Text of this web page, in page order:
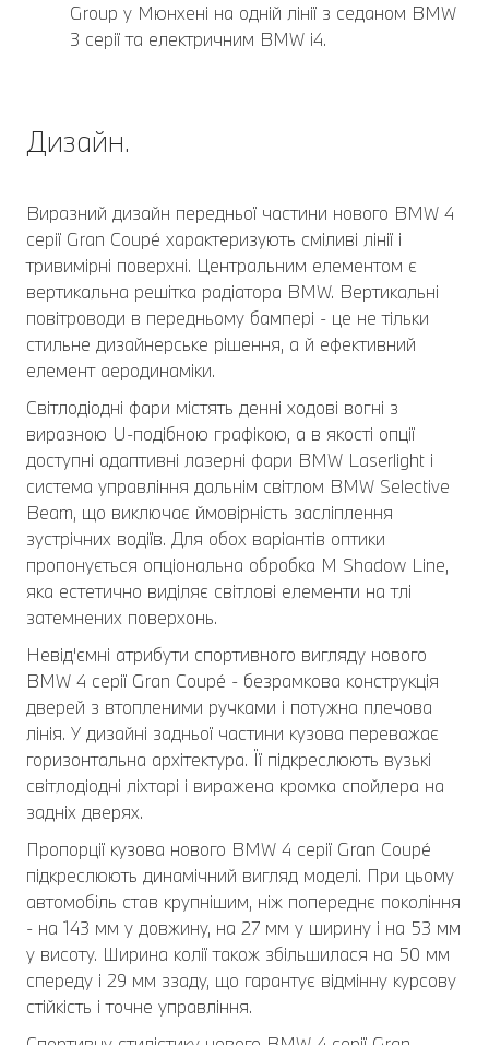
Group у Мюнхені на одній лінії з седаном BMW
3 серії та електричним BMW i4.
Дизайн.
Виразний дизайн передньої частини нового BMW 4
серії Gran Coupé характеризують сміливі лінії і
тривимірні поверхні. Центральним елементом є
вертикальна решітка радіатора BMW. Вертикальні
повітроводи в передньому бампері - це не тільки
стильне дизайнерське рішення, а й ефективний
елемент аеродинаміки.
Світлодіодні фари містять денні ходові вогні з
виразною U-подібною графікою, а в якості опції
доступні адаптивні лазерні фари BMW Laserlight і
система управління дальнім світлом BMW Selective
Beam, що виключає ймовірність засліплення
зустрічних водіїв. Для обох варіантів оптики
пропонується опціональна обробка M Shadow Line,
яка естетично виділяє світлові елементи на тлі
затемнених поверхонь.
Невід'ємні атрибути спортивного вигляду нового
BMW 4 серії Gran Coupé - безрамкова конструкція
дверей з втопленими ручками і потужна плечова
лінія. У дизайні задньої частини кузова переважає
горизонтальна архітектура. Її підкреслюють вузькі
світлодіодні ліхтарі і виражена кромка спойлера на
задніх дверях.
Пропорції кузова нового BMW 4 серії Gran Coupé
підкреслюють динамічний вигляд моделі. При цьому
автомобіль став крупнішим, ніж попереднє покоління
- на 143 мм у довжину, на 27 мм у ширину і на 53 мм
у висоту. Ширина колії також збільшилася на 50 мм
спереду і 29 мм ззаду, що гарантує відмінну курсову
стійкість і точне управління.